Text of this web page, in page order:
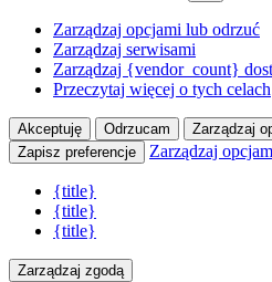
Zarządzaj opcjami lub odrzuć
Zarządzaj serwisami
Zarządzaj {vendor_count}
Przeczytaj więcej o tych celach
Akceptuję Odrzucam
Zarządzaj
Zapisz preferencje
Zarządzaj
{title}
{title}
{title}
Zarządzaj zgodą